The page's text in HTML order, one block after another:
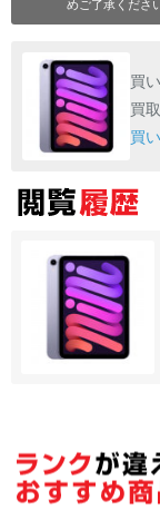
めご了承ください
買
買
買
ただし機能別のみ「and検索」